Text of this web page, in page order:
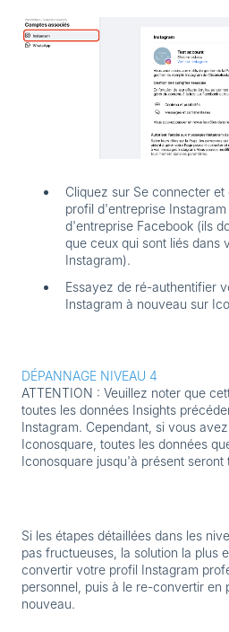
Cliquez sur Se connecter et
profil d'entreprise
d'entreprise Facebook (ils
que ceux qui sont liés dans
Instagram).
Essayez de ré-authentifier
Instagram à nouveau sur
DÉPANNAGE NIVEAU 4
ATTENTION : Veuillez noter que
toutes les données Insights
Instagram. Cependant, si vous
Iconosquare, toutes les données
Iconosquare jusqu'à présent seront
Si les étapes détaillées dans les
pas fructueuses, la solution la plus
convertir votre profil Instagram
personnel, puis à le re-convertir en
nouveau.